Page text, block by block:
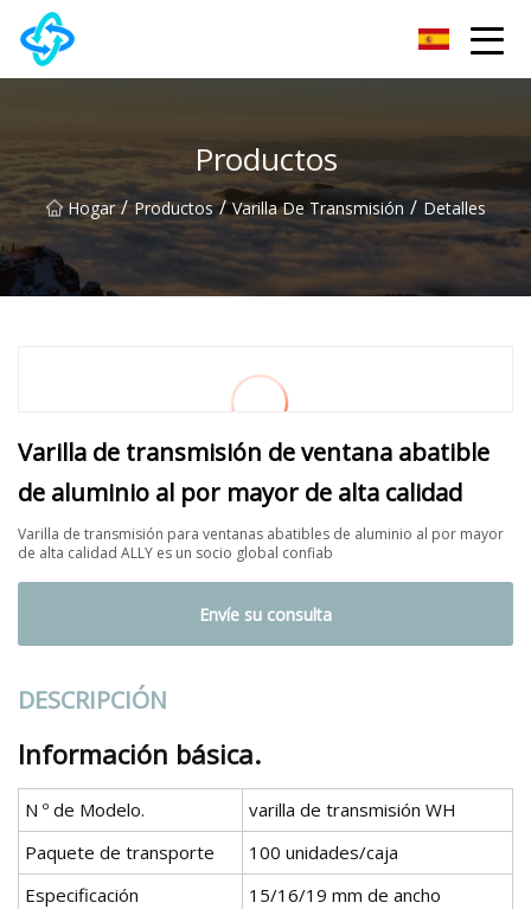
Grupo Co., Ltd de la cerradura de puerta de Chongqing UPVC
Productos
Hogar / Productos / Varilla De Transmisión / Detalles
Varilla de transmisión de ventana abatible
de aluminio al por mayor de alta calidad
Varilla de transmisión para ventanas abatibles de aluminio al por mayor
de alta calidad ALLY es un socio global confiab
Envíe su consulta
DESCRIPCIÓN
Información básica.
N º de Modelo.
varilla de transmisión WH
Paquete de transporte
100 unidades/caja
Especificación
15/16/19 mm de ancho